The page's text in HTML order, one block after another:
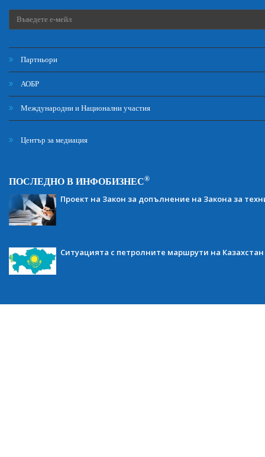
Партньори
АОБР
Международни и Национални участия
Център за медиация
ПОСЛЕДНО В ИНФОБИЗНЕС®
Проект на Закон за допълнение на Закона за
Ситуацията с петролните маршрути на Казахстан